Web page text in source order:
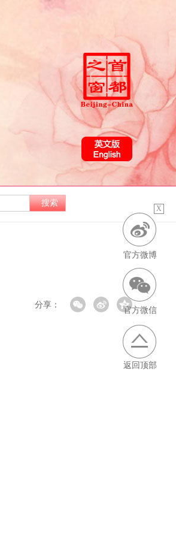
分享：
官方微博
官方微信
返回顶部
X